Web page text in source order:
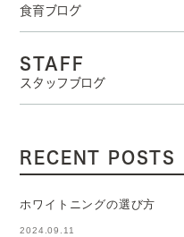
食育ブログ
STAFF
スタッフブログ
RECENT POSTS
ホワイトニングの選び方
2024.09.11